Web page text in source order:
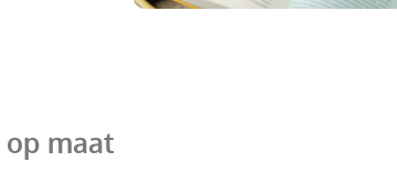
maat